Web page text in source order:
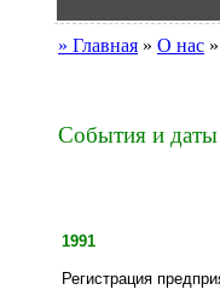
» Главная » О нас
События и даты
1991
Регистрация